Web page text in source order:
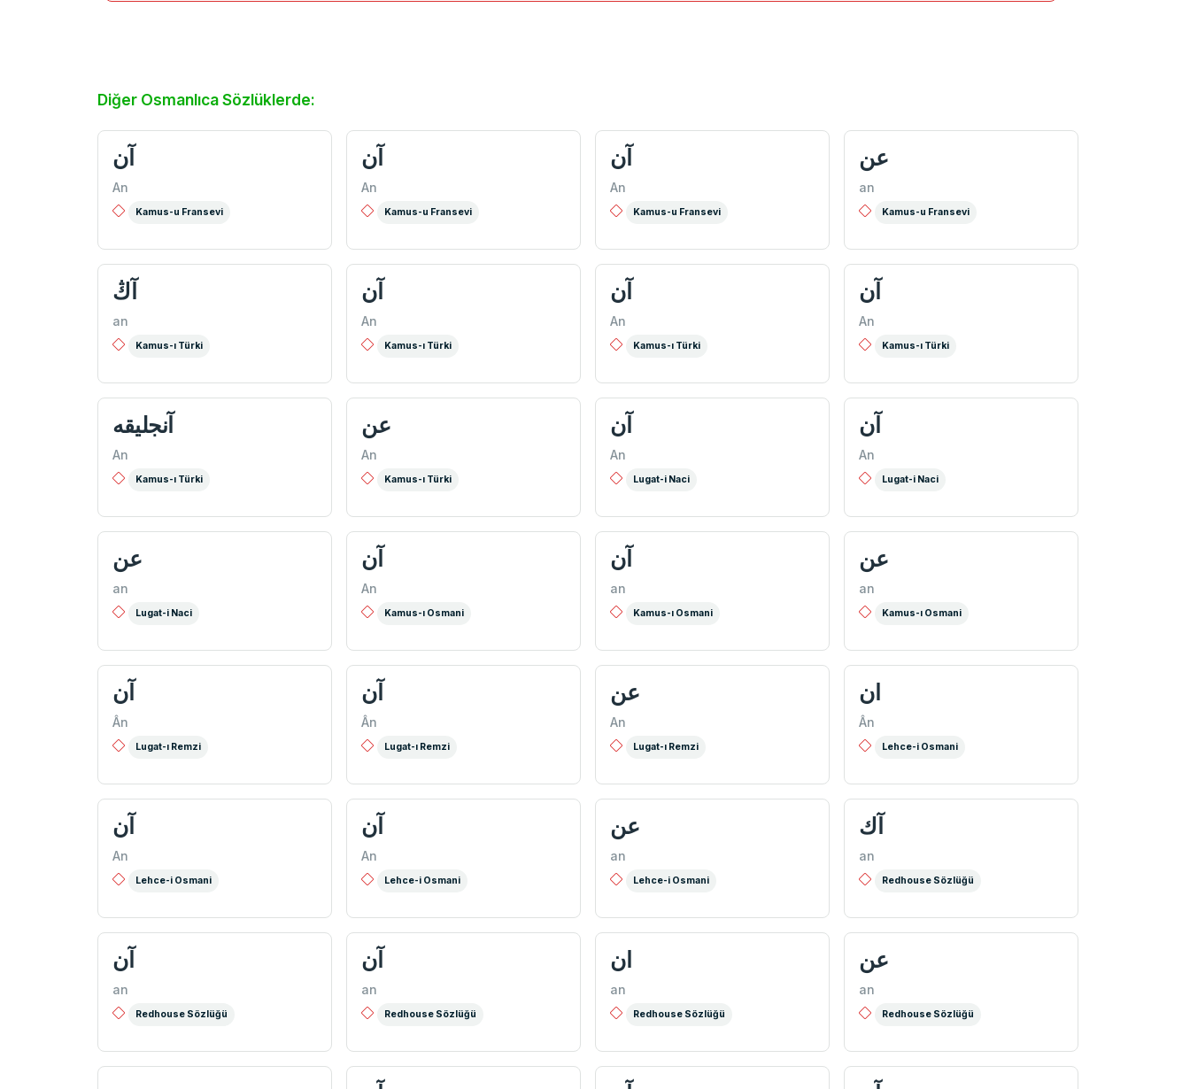
Diğer Osmanlıca Sözlüklerde:
آن
An
Kamus-u Fransevi
آن
An
Kamus-u Fransevi
آن
An
Kamus-u Fransevi
عن
an
Kamus-u Fransevi
آڭ
an
Kamus-ı Türki
آن
An
Kamus-ı Türki
آن
An
Kamus-ı Türki
آن
An
Kamus-ı Türki
آنجليقه
An
Kamus-ı Türki
عن
An
Kamus-ı Türki
آن
An
Lugat-i Naci
آن
An
Lugat-i Naci
عن
an
Lugat-i Naci
آن
An
Kamus-ı Osmani
آن
an
Kamus-ı Osmani
عن
an
Kamus-ı Osmani
آن
Ân
Lugat-ı Remzi
آن
Ân
Lugat-ı Remzi
عن
An
Lugat-ı Remzi
ان
Ân
Lehce-i Osmani
آن
An
Lehce-i Osmani
آن
An
Lehce-i Osmani
عن
an
Lehce-i Osmani
آك
an
Redhouse Sözlüğü
آن
an
Redhouse Sözlüğü
آن
an
Redhouse Sözlüğü
ان
an
Redhouse Sözlüğü
عن
an
Redhouse Sözlüğü